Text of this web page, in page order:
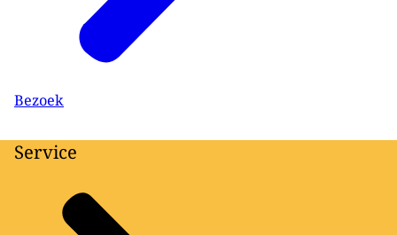
Bezoek
Service